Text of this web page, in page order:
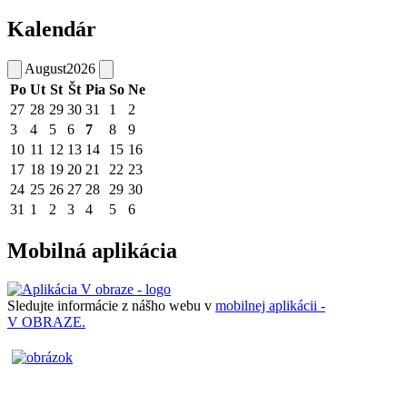
Kalendár
August2026
Po Ut St Št Pia So Ne
27 28 29 30 31 1
2
3
4 5 6 7 8
9
10 11 12 13 14 15 16
17 18 19 20 21 22 23
24 25 26 27 28 29 30
31 1 2 3 4 5 6
Mobilná aplikácia
Sledujte informácie z nášho webu v mobilnej aplikácii -
V OBRAZE.